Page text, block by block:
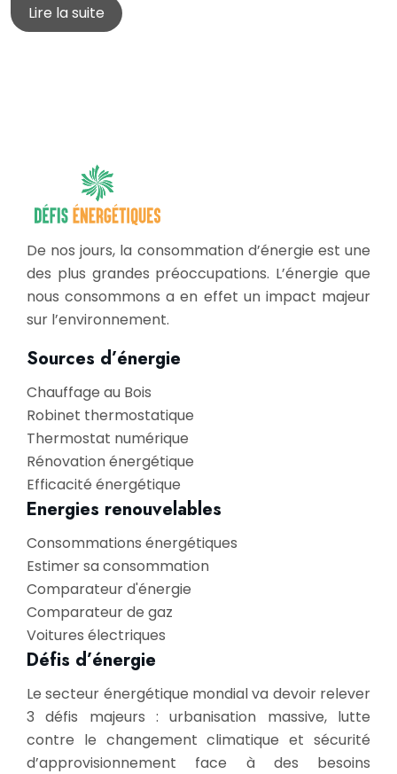
Lire la suite
De nos jours, la consommation d’énergie est une
des plus grandes préoccupations. L’énergie que
nous consommons a en effet un impact majeur
sur l’environnement.
Sources d’énergie
Chauffage au Bois
Robinet thermostatique
Thermostat numérique
Rénovation énergétique
Efficacité énergétique
Energies renouvelables
Consommations énergétiques
Estimer sa consommation
Comparateur d'énergie
Comparateur de gaz
Voitures électriques
Défis d’énergie
Le secteur énergétique mondial va devoir relever
3 défis majeurs : urbanisation massive, lutte
contre le changement climatique et sécurité
d’approvisionnement face à des besoins